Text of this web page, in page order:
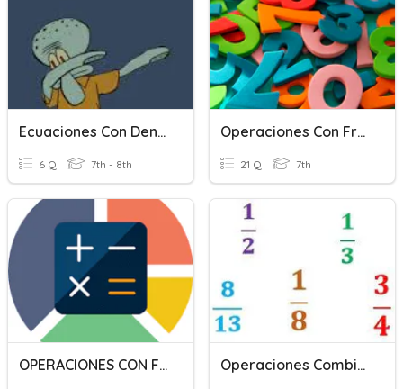
Ecuaciones Con Denominadores II
6 Q 7th - 8th
Operaciones Con Fracciones
21 Q 7th
OPERACIONES CON FRACCIONES Operaciones Combinadas Con Fracciones